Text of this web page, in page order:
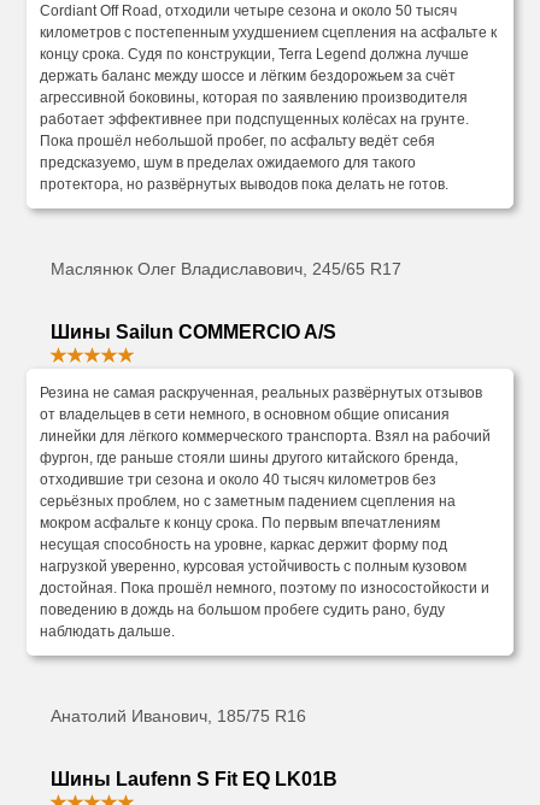
Cordiant Off Road, отходили четыре сезона и около 50 тысяч
километров с постепенным ухудшением сцепления на асфальте к
концу срока. Судя по конструкции, Terra Legend должна лучше
держать баланс между шоссе и лёгким бездорожьем за счёт
агрессивной боковины, которая по заявлению производителя
работает эффективнее при подспущенных колёсах на грунте.
Пока прошёл небольшой пробег, по асфальту ведёт себя
предсказуемо, шум в пределах ожидаемого для такого
протектора, но развёрнутых выводов пока делать не готов.
Маслянюк Олег Владиславович, 245/65 R17
Шины Sailun COMMERCIO A/S
Резина не самая раскрученная, реальных развёрнутых отзывов
от владельцев в сети немного, в основном общие описания
линейки для лёгкого коммерческого транспорта. Взял на рабочий
фургон, где раньше стояли шины другого китайского бренда,
отходившие три сезона и около 40 тысяч километров без
серьёзных проблем, но с заметным падением сцепления на
мокром асфальте к концу срока. По первым впечатлениям
несущая способность на уровне, каркас держит форму под
нагрузкой уверенно, курсовая устойчивость с полным кузовом
достойная. Пока прошёл немного, поэтому по износостойкости и
поведению в дождь на большом пробеге судить рано, буду
наблюдать дальше.
Анатолий Иванович, 185/75 R16
Шины Laufenn S Fit EQ LK01B